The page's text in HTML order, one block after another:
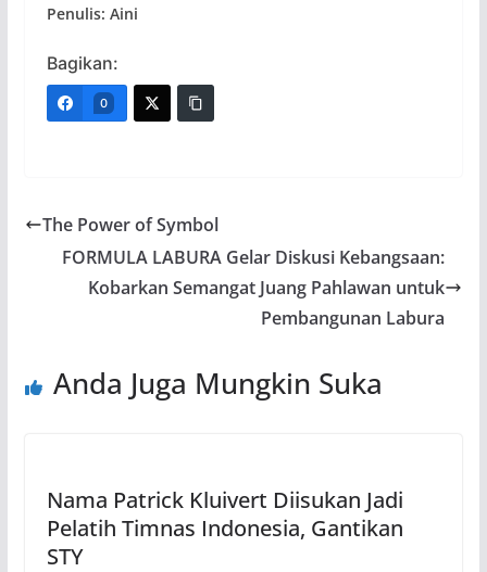
Penulis: Aini
Bagikan:
0
The Power of Symbol
FORMULA LABURA Gelar Diskusi Kebangsaan:
Kobarkan Semangat Juang Pahlawan untuk
Pembangunan Labura
Anda Juga Mungkin Suka
Nama Patrick Kluivert Diisukan Jadi
Pelatih Timnas Indonesia, Gantikan
STY